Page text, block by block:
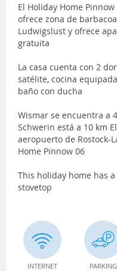
El Holiday Home
ofrece zona de
Ludwigslust y ofrece
gratuita
La casa cuenta con 2
satélite, cocina
baño con ducha
Wismar se encuentra a
Schwerin está a 10 km
aeropuerto de Rostock-
Home Pinnow 06
This holiday home has
stovetop
INTERNET PARKING